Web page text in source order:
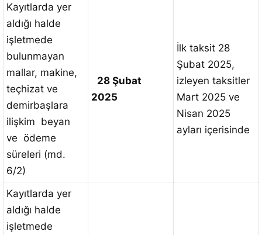
Kayıtlarda yer
aldığı halde
işletmede
bulunmayan
mallar, makine,
teçhizat ve
demirbaşlara
ilişkim beyan
ve ödeme
süreleri (md.
6/2)
28 Şubat
2025
İlk taksit 28
Şubat 2025,
izleyen taksitler
Mart 2025 ve
Nisan 2025
ayları içerisinde
Kayıtlarda yer
aldığı halde
işletmede